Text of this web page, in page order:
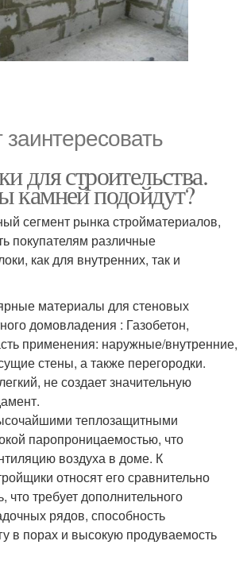
для строительства.
камней подойдут?
сегмент рынка стройматериалов,
покупателям различные
как для внутренних, так и
материалы для стеновых
домовладения : Газобетон,
применения: наружные/внутренние,
стены, а также перегородки.
не создает значительную
теплозащитными
паропроницаемостью, что
воздуха в доме. К
относят его сравнительно
что требует дополнительного
рядов, способность
в порах и высокую продуваемость